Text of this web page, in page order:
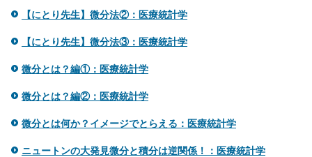
【にとり先生】微分法②：医療統計学
【にとり先生】微分法③：医療統計学
微分とは？編①：医療統計学
微分とは？編②：医療統計学
微分とは何か？イメージでとらえる：医療統計学
ニュートンの大発見微分と積分は逆関係！：医療統計学